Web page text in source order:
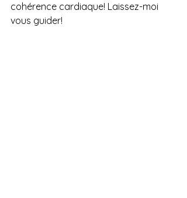
cohérence cardiaque! Laissez-moi
vous guider!